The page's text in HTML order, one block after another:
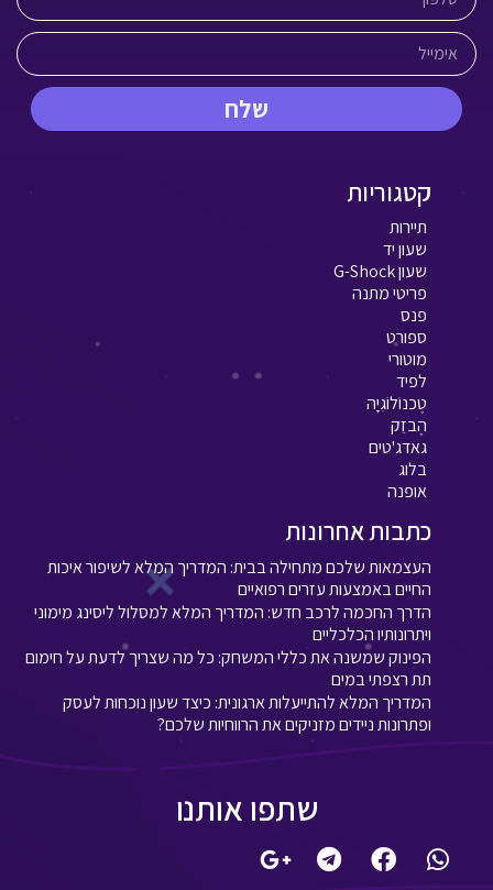
שלח
קטגוריות
תיירות
שעון יד
שעון G-Shock
פריטי מתנה
פנס
ספורט
מוטורי
לפיד
טֶכנוֹלוֹגִיָה
הֶבזֵק
גאדג'טים
בלוג
אופנה
כתבות אחרונות
העצמאות שלכם מתחילה בבית: המדריך המלא לשיפור איכות
החיים באמצעות עזרים רפואיים
הדרך החכמה לרכב חדש: המדריך המלא למסלול ליסינג מימוני
ויתרונותיו הכלכליים
הפינוק שמשנה את כללי המשחק: כל מה שצריך לדעת על חימום
תת רצפתי במים
המדריך המלא להתייעלות ארגונית: כיצד שעון נוכחות לעסק
ופתרונות ניידים מזניקים את הרווחיות שלכם?
שתפו אותנו